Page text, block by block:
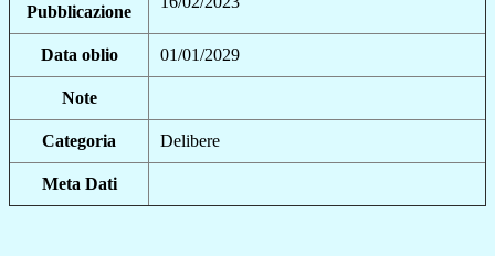
Pubblicazione
Data oblio 01/01/2029
Note
Categoria Delibere
Meta Dati